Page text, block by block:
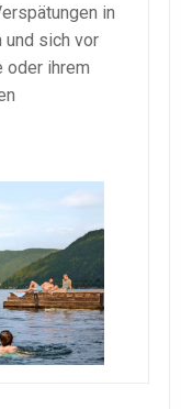
in
und sich vor
oder ihrem